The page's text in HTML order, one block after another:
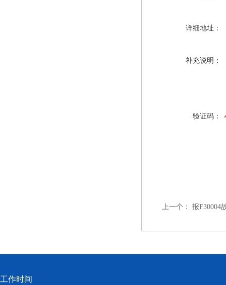
详细地址：
补充说明：
验证码：
上一个： 报F30004
工作时间